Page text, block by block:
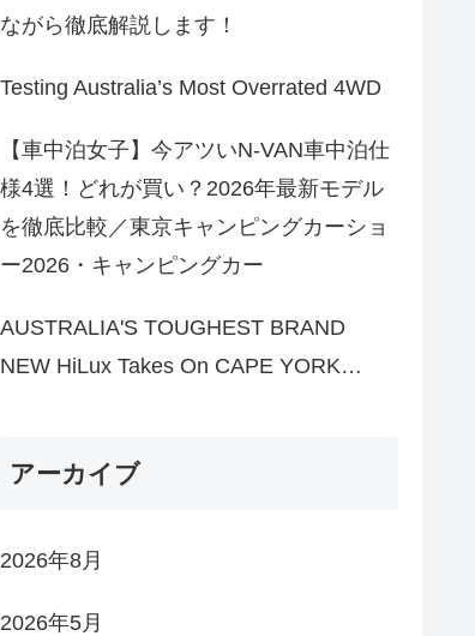
ながら徹底解説します！
Testing Australia’s Most Overrated 4WD
【車中泊女子】今アツいN-VAN車中泊仕
様4選！どれが買い？2026年最新モデル
を徹底比較／東京キャンピングカーショ
ー2026・キャンピングカー
AUSTRALIA'S TOUGHEST BRAND
NEW HiLux Takes On CAPE YORK…
アーカイブ
2026年8月
2026年5月